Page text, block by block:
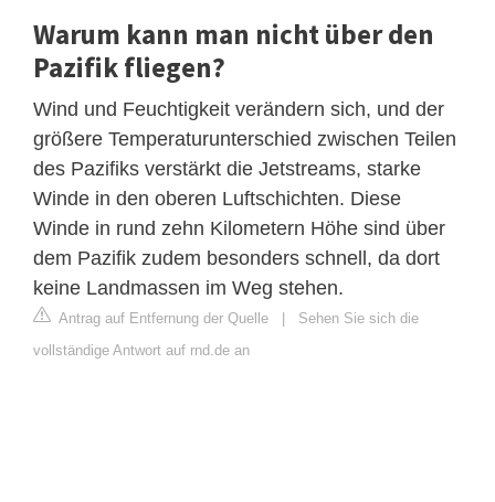
Warum kann man nicht über den
Pazifik fliegen?
Wind und Feuchtigkeit verändern sich, und der
größere Temperaturunterschied zwischen Teilen
des Pazifiks verstärkt die Jetstreams, starke
Winde in den oberen Luftschichten. Diese
Winde in rund zehn Kilometern Höhe sind über
dem Pazifik zudem besonders schnell, da dort
keine Landmassen im Weg stehen.
Antrag auf Entfernung der Quelle | Sehen Sie sich die
vollständige Antwort auf rnd.de an